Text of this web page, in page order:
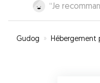
“Je
Gudog » Hébergement